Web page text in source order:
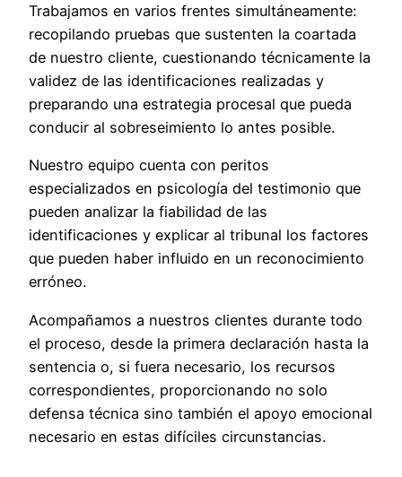
Trabajamos en varios frentes simultáneamente:
recopilando pruebas que sustenten la coartada
de nuestro cliente, cuestionando técnicamente la
validez de las identificaciones realizadas y
preparando una estrategia procesal que pueda
conducir al sobreseimiento lo antes posible.
Nuestro equipo cuenta con peritos
especializados en psicología del testimonio que
pueden analizar la fiabilidad de las
identificaciones y explicar al tribunal los factores
que pueden haber influido en un reconocimiento
erróneo.
Acompañamos a nuestros clientes durante todo
el proceso, desde la primera declaración hasta la
sentencia o, si fuera necesario, los recursos
correspondientes, proporcionando no solo
defensa técnica sino también el apoyo emocional
necesario en estas difíciles circunstancias.